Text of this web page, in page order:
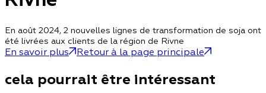
En août 2024, 2 nouvelles lignes de transformation de soja ont
été livrées aux clients de la région de Rivne
En savoir plus Retour à la page principale
cela pourrait être intéressant